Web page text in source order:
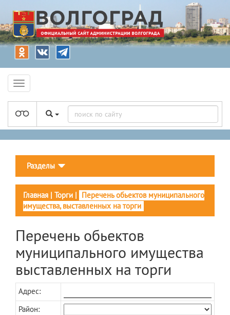
Разделы
Главная | Торги | Перечень обьектов муниципального
имущества, выставленных на торги
Перечень обьектов
муниципального имущества
выставленных на торги
Адрес:
Район: